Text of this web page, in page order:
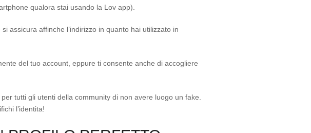
qualora stai usando la Lov app).
assicura affinche l’indirizzo in quanto hai utilizzato in
del tuo account, eppure ti consente anche di accogliere
tutti gli utenti della community di non avere luogo un fake.
l’identita!